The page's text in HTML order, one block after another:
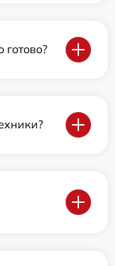
готово?